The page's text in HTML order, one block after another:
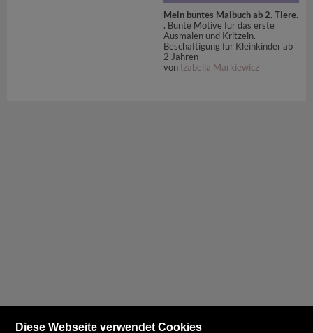
Mein buntes Malbuch ab 2. Tiere.
. Bunte Motive für das erste
Ausmalen und Kritzeln.
Beschäftigung für Kleinkinder ab
2 Jahren
von Izabella Markiewicz
Diese Webseite verwendet Cookies